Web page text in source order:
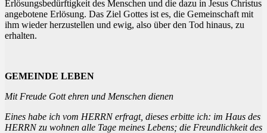
Erlösungsbedürftigkeit des Menschen und die dazu in Jesus Christus
angebotene Erlösung. Das Ziel Gottes ist es, die Gemeinschaft mit
ihm wieder herzustellen und ewig, also über den Tod hinaus, zu
erhalten.
GEMEINDE LEBEN
Mit Freude Gott ehren und Menschen dienen
Eines habe ich vom HERRN erfragt, dieses erbitte ich: im Haus des
HERRN zu wohnen alle Tage meines Lebens; die Freundlichkeit des